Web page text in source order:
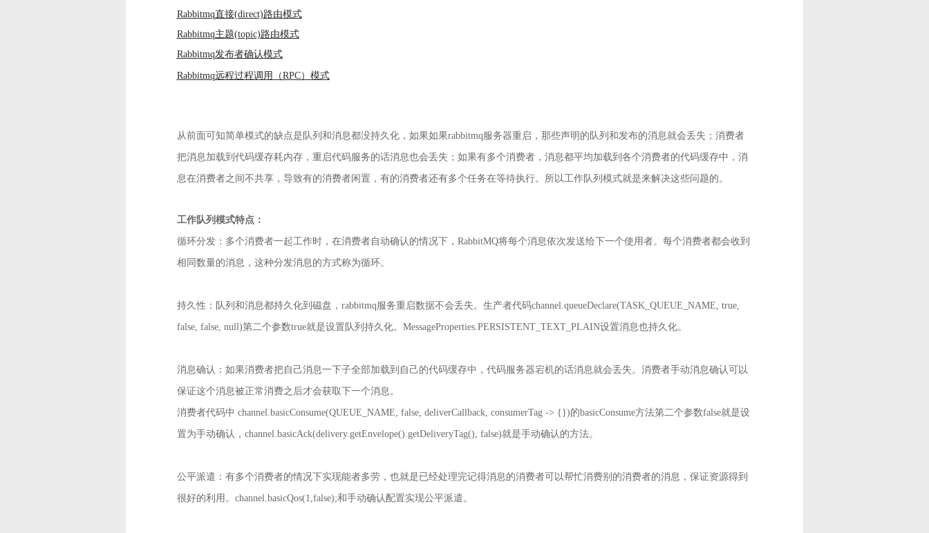
Rabbitmq直接(direct)路由模式
Rabbitmq主题(topic)路由模式
Rabbitmq发布者确认模式
Rabbitmq远程过程调用（RPC）模式
从前面可知简单模式的缺点是队列和消息都没持久化，如果如果rabbitmq服务器重启，那些声明的队列和发布的消息就会丢失；消费者
把消息加载到代码缓存耗内存，重启代码服务的话消息也会丢失；如果有多个消费者，消息都平均加载到各个消费者的代码缓存中，消
息在消费者之间不共享，导致有的消费者闲置，有的消费者还有多个任务在等待执行。所以工作队列模式就是来解决这些问题的。
工作队列模式特点：
循环分发：多个消费者一起工作时，在消费者自动确认的情况下， RabbitMQ将每个消息依次发送给下一个使用者。每个消费者都会收到
相同数量的消息，这种分发消息的方式称为循环。
持久性：队列和消息都持久化到磁盘， rabbitmq服务重启数据不会丢失。 生产者代码channel.queueDeclare(TASK_QUEUE_NAME, true,
false, false, null)第二个参数true就是设置队列持久化。MessageProperties.PERSISTENT_TEXT_PLAIN设置消息也持久化。
消息确认：如果消费者把自己消息一下子全部加载到自己的代码缓存中，代码服务器宕机的话消息就会丢失。消费者手动消息确认可以
保证这个消息被正常消费之后才会获取下一个消息。
消费者代码中 channel.basicConsume(QUEUE_NAME, false, deliverCallback, consumerTag -> {})的basicConsume方法第二个参数false就是设
置为手动确认，channel.basicAck(delivery.getEnvelope().getDeliveryTag(), false)就是手动确认的方法。
公平派遣：有多个消费者的情况下实现能者多劳，也就是已经处理完记得消息的消费者可以帮忙消费别的消费者的消息，保证资源得到
很好的利用。 channel.basicQos(1,false);和手动确认配置实现公平派遣。